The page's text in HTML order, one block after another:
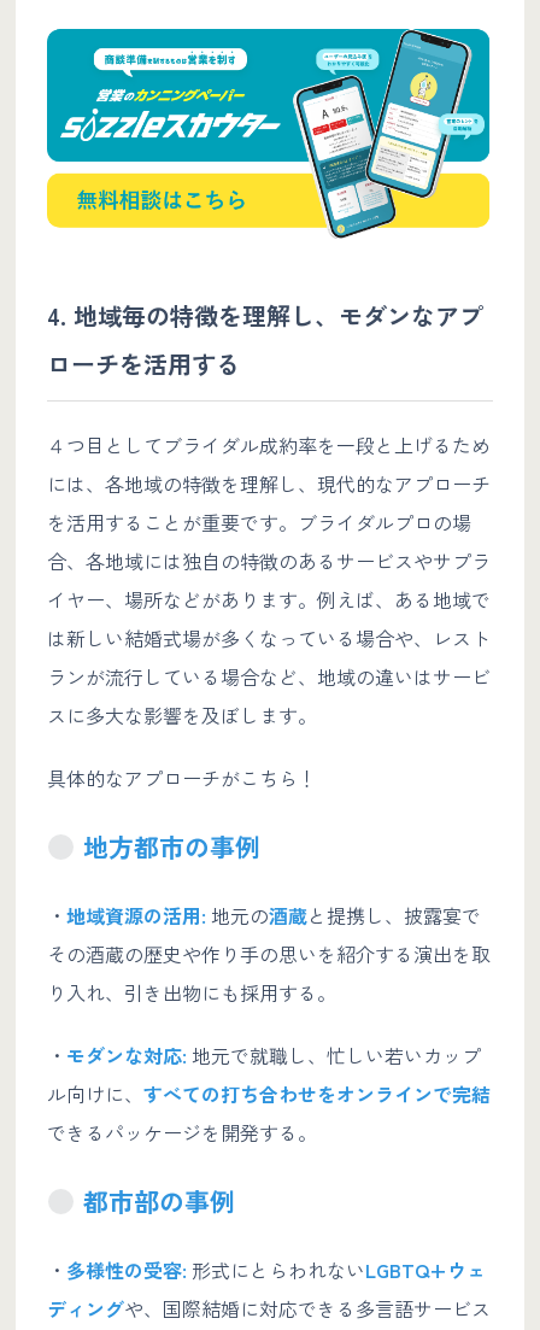
4. 地域毎の特徴を理解し、モダンなアプ
ローチを活用する
４つ目としてブライダル成約率を一段と上げるため
には、各地域の特徴を理解し、現代的なアプローチ
を活用することが重要です。ブライダルプロの場
合、各地域には独自の特徴のあるサービスやサプラ
イヤー、場所などがあります。例えば、ある地域で
は新しい結婚式場が多くなっている場合や、レスト
ランが流行している場合など、地域の違いはサービ
スに多大な影響を及ぼします。
具体的なアプローチがこちら！
地方都市の事例
・ 地域資源の活用: 地元の酒蔵と提携し、披露宴で
その酒蔵の歴史や作り手の思いを紹介する演出を取
り入れ、引き出物にも採用する。
・ モダンな対応: 地元で就職し、忙しい若いカップ
ル向けに、 すべての打ち合わせをオンラインで完結
できるパッケージを開発する。
都市部の事例
・ 多様性の受容: 形式にとらわれないLGBTQ+ウェ
ディングや、国際結婚に対応できる多言語サービス